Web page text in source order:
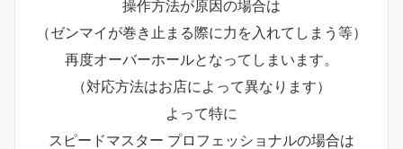
操作方法が原因の場合は
（ゼンマイが巻き止まる際に力を入れてしまう等）
再度オーバーホールとなってしまいます。
（対応方法はお店によって異なります）
よって特に
スピードマスター プロフェッショナルの場合は